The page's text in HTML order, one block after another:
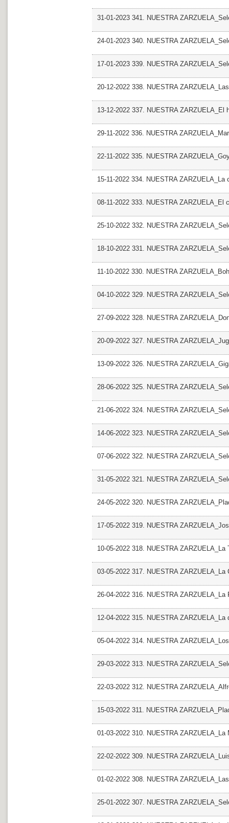
31-01-2023 341. NUESTRA
24-01-2023 340. NUESTRA
17-01-2023 339. NUESTRA
20-12-2022 338. NUESTRA
13-12-2022 337. NUESTRA ZARZUELA_El
29-11-2022 336. NUESTRA
22-11-2022 335. NUESTRA
15-11-2022 334. NUESTRA
08-11-2022 333. NUESTRA ZARZUELA_El
25-10-2022 332. NUESTRA
18-10-2022 331. NUESTRA
11-10-2022 330. NUESTRA
04-10-2022 329. NUESTRA
27-09-2022 328. NUESTRA
20-09-2022 327. NUESTRA
13-09-2022 326. NUESTRA
28-06-2022 325. NUESTRA
21-06-2022 324. NUESTRA
14-06-2022 323. NUESTRA
07-06-2022 322. NUESTRA
31-05-2022 321. NUESTRA
24-05-2022 320. NUESTRA
17-05-2022 319. NUESTRA
10-05-2022 318. NUESTRA ZARZUELA_La
03-05-2022 317. NUESTRA ZARZUELA_La
26-04-2022 316. NUESTRA ZARZUELA_La
12-04-2022 315. NUESTRA ZARZUELA_La
05-04-2022 314. NUESTRA
29-03-2022 313. NUESTRA
22-03-2022 312. NUESTRA
15-03-2022 311. NUESTRA
01-03-2022 310. NUESTRA ZARZUELA_La
22-02-2022 309. NUESTRA
01-02-2022 308. NUESTRA
25-01-2022 307. NUESTRA